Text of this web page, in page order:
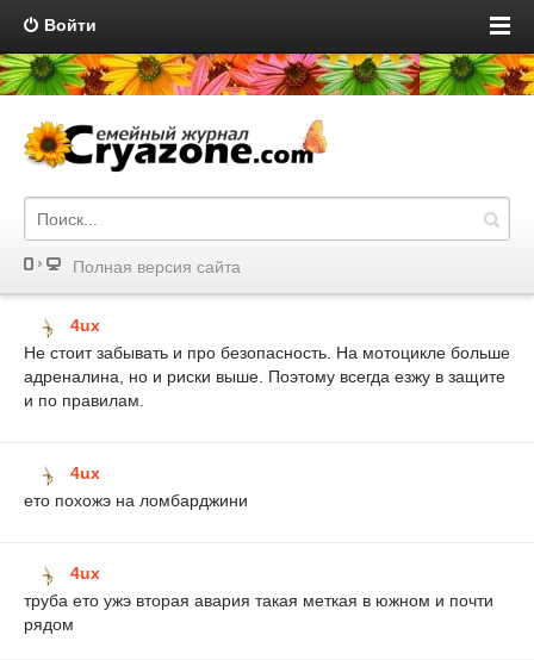
Войти
Полная версия сайта
4ux
Не стоит забывать и про безопасность. На мотоцикле больше
адреналина, но и риски выше. Поэтому всегда езжу в защите
и по правилам.
4ux
ето похожэ на ломбарджини
4ux
труба ето ужэ вторая авария такая меткая в южном и почти
рядом